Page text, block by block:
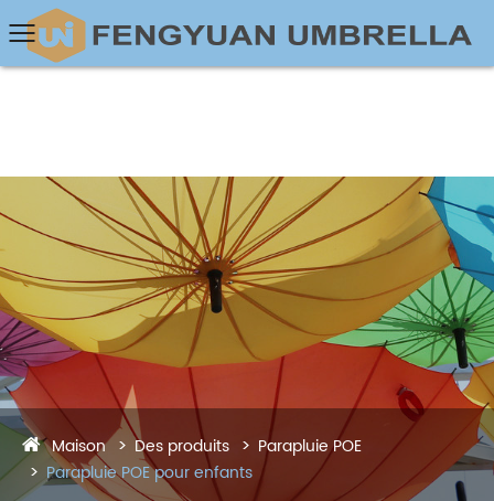
Maison Des produits
Parapluie POE
Parapluie POE pour enfants